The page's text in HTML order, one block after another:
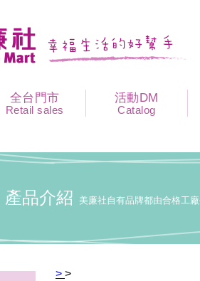
全台門市
Retail sales
活動DM
Catalog
產品介紹 美廉社自有品牌都由合格工
> >